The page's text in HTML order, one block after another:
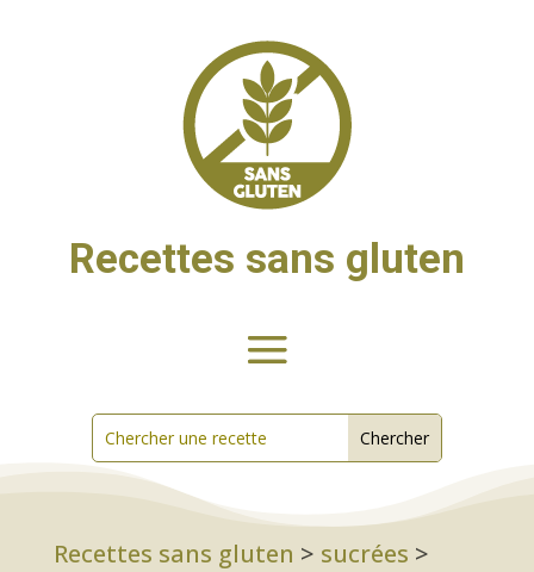
Recettes sans gluten
Recettes sans gluten > sucrées >